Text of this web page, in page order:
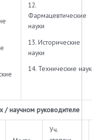
12.
Фармацевтические
науки
13. Исторические
науки
14. Технические
/ научном руководителе
Уч.